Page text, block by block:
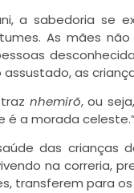
a sabedoria se
As mães
assustado, as
nhemirõ, ou
é a morada celeste.”
das
na correria,
transferem para